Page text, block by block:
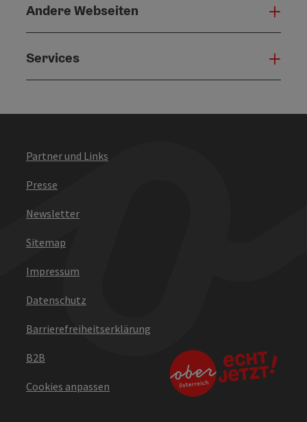
Andere Webseiten
Services
Partner und Links
Presse
Newsletter
Sitemap
Impressum
Datenschutz
Barrierefreiheitserklärung
B2B
Cookies anpassen